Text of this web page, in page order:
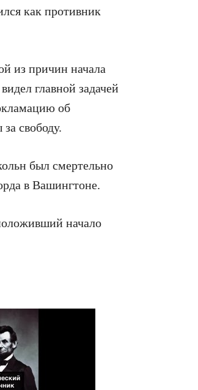
как противник
из причин начала
главной задачей
об
свободу.
был смертельно
в Вашингтоне.
начало